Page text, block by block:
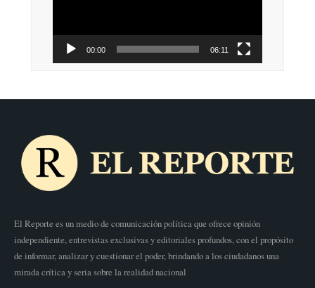
00:00 06:11
El Reporte es un medio de comunicación política que ofrece opinión
independiente, entrevistas exclusivas y editoriales profundos, con el propósito
de informar, analizar y cuestionar el poder, brindando a los ciudadanos una
mirada crítica y seria sobre la realidad nacional